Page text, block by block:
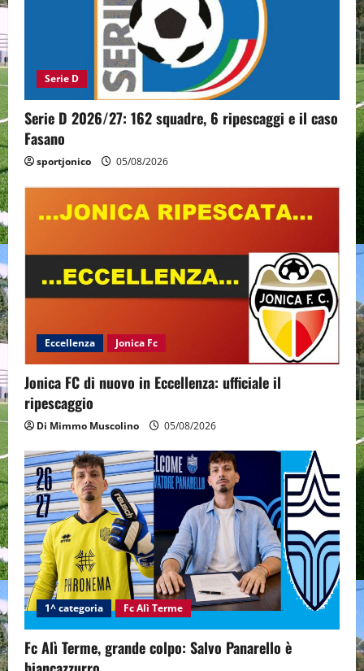
Serie D
Serie D 2026/27: 162 squadre, 6 ripescaggi e il caso
Fasano
sportjonico 05/08/2026
Eccellenza Jonica Fc
Jonica FC di nuovo in Eccellenza: ufficiale il
ripescaggio
Di Mimmo Muscolino 05/08/2026
1^ categoria Fc Alì Terme
Fc Alì Terme, grande colpo: Salvo Panarello è